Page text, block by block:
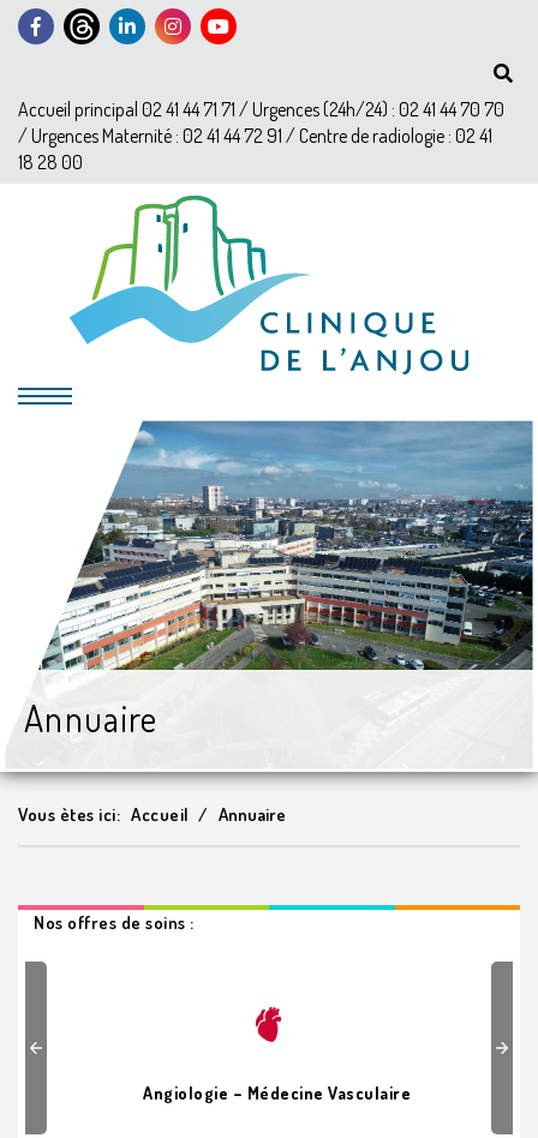
Accueil principal 02 41 44 71 71 / Urgences (24h/24) : 02 41 44 70 70
/ Urgences Maternité : 02 41 44 72 91 / Centre de radiologie : 02 41
18 28 00
Annuaire
Vous ètes ici: Accueil Annuaire
Nos offres de soins :
Previous
Angiologie – Médecine Vasculaire
Next